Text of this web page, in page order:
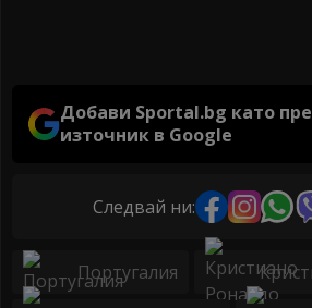
Добави Sportal.bg като
източник в Google
Следвай ни:
Португалия